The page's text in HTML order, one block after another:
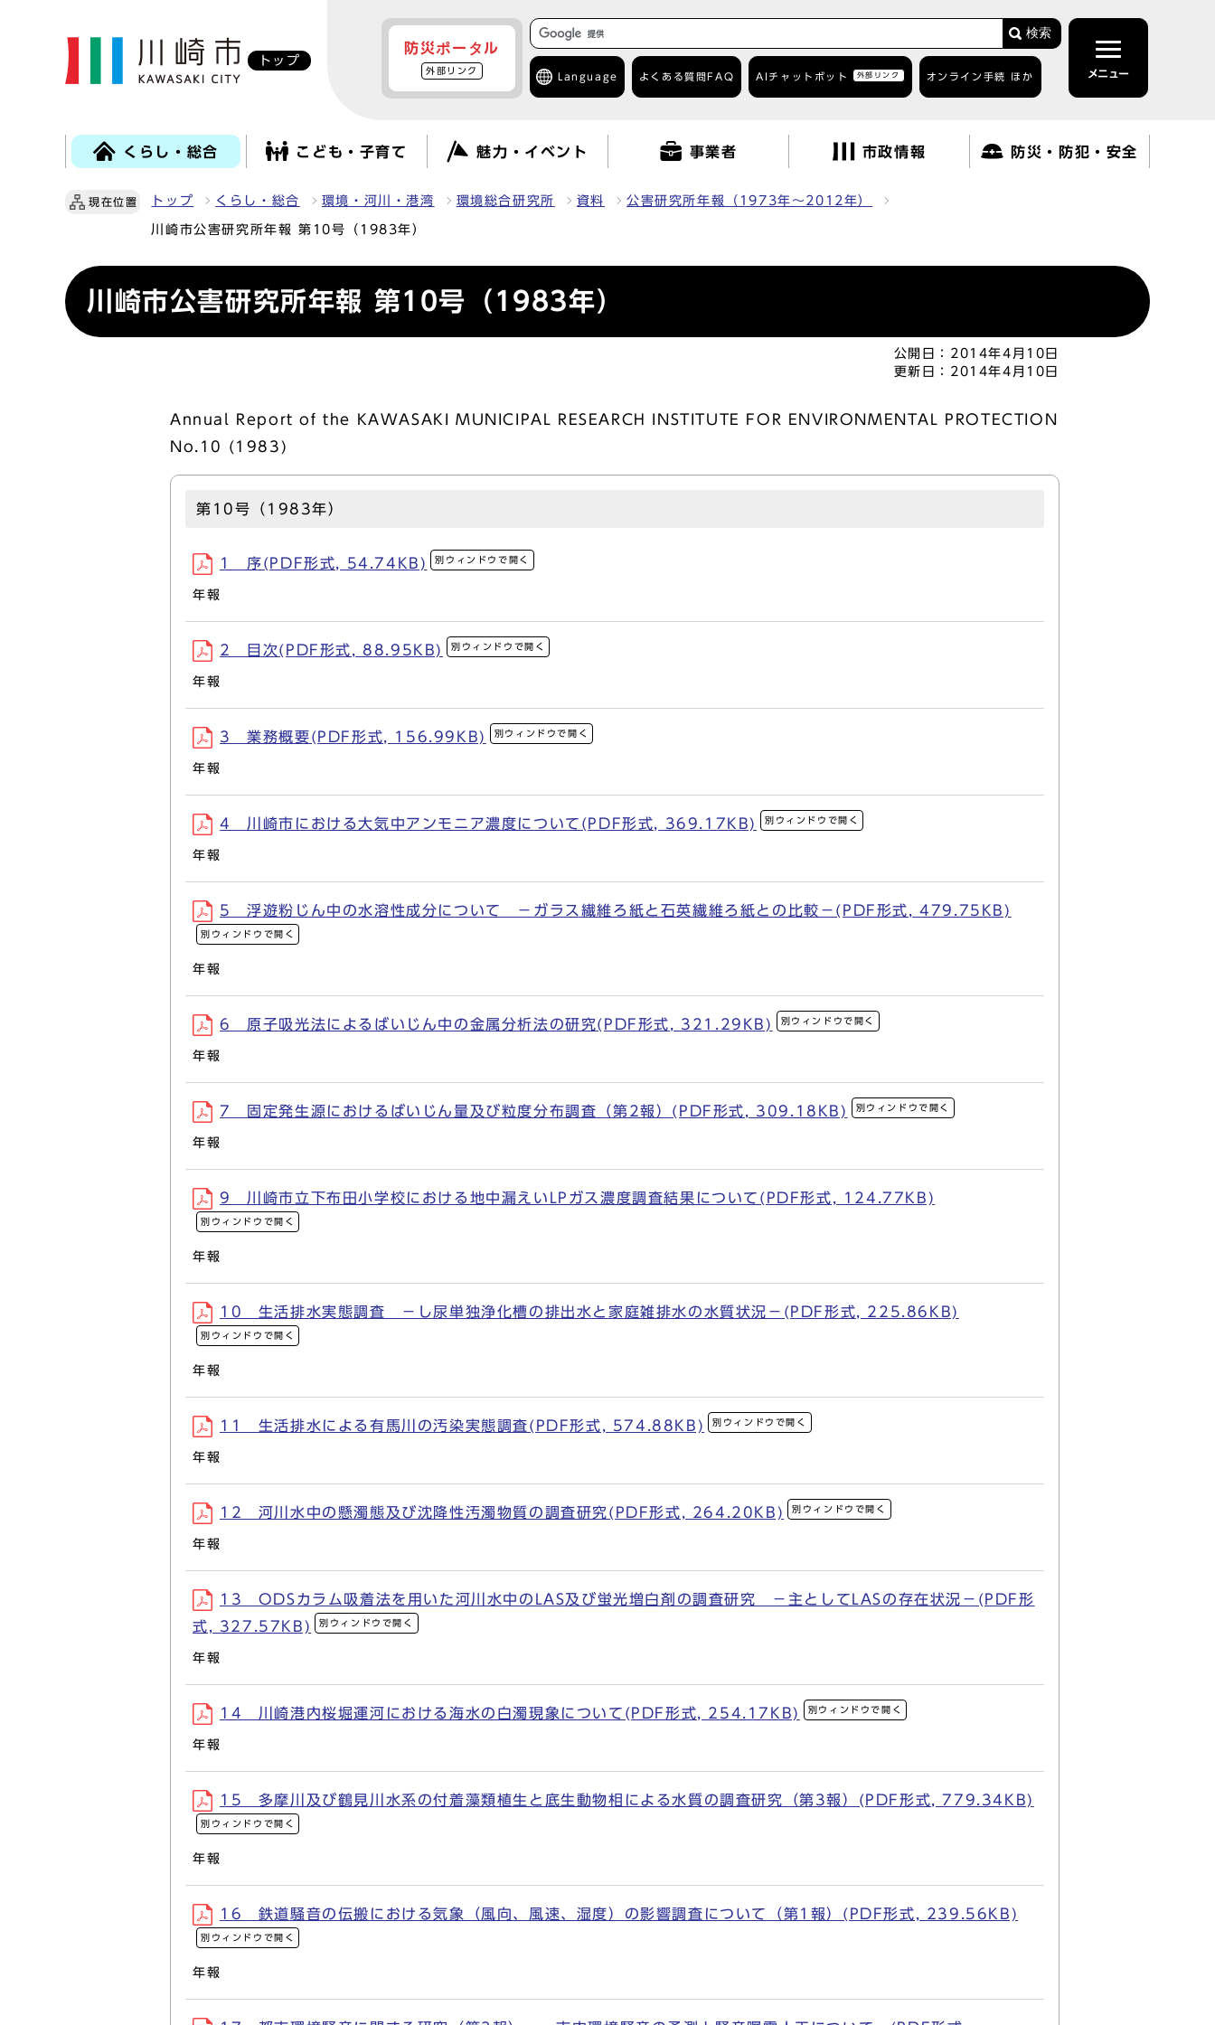
トップ
防災ポータル
外部リンク
検索
Language よくある質問 FAQ AIチャットボット 外部リンク オンライン手続 ほか メニュー
くらし・総合 こども・子育て 魅力・イベント 事業者 市政情報 防災・防犯・安全
現在位置 トップ くらし・総合 環境・河川・港湾 環境総合研究所 資料 公害研究所年報（1973年～2012年）
川崎市公害研究所年報 第10号（1983年）
川崎市公害研究所年報 第10号（1983年）
公開日： 2014年4月10日
更新日： 2014年4月10日
Annual Report of the KAWASAKI MUNICIPAL RESEARCH INSTITUTE FOR ENVIRONMENTAL PROTECTION
No.10 (1983)
第10号（1983年）
1 序(PDF形式, 54.74KB) 別ウィンドウで開く
年報
2 目次(PDF形式, 88.95KB) 別ウィンドウで開く
年報
3 業務概要(PDF形式, 156.99KB) 別ウィンドウで開く
年報
4 川崎市における大気中アンモニア濃度について(PDF形式, 369.17KB) 別ウィンドウで開く
年報
5 浮遊粉じん中の水溶性成分について －ガラス繊維ろ紙と石英繊維ろ紙との比較－(PDF形式, 479.75KB)
別ウィンドウで開く
年報
6 原子吸光法によるばいじん中の金属分析法の研究(PDF形式, 321.29KB) 別ウィンドウで開く
年報
7 固定発生源におけるばいじん量及び粒度分布調査（第2報）(PDF形式, 309.18KB) 別ウィンドウで開く
年報
9 川崎市立下布田小学校における地中漏えいLPガス濃度調査結果について(PDF形式, 124.77KB)
別ウィンドウで開く
年報
10 生活排水実態調査 －し尿単独浄化槽の排出水と家庭雑排水の水質状況－(PDF形式, 225.86KB)
別ウィンドウで開く
年報
11 生活排水による有馬川の汚染実態調査(PDF形式, 574.88KB) 別ウィンドウで開く
年報
12 河川水中の懸濁態及び沈降性汚濁物質の調査研究(PDF形式, 264.20KB) 別ウィンドウで開く
年報
13 ODSカラム吸着法を用いた河川水中のLAS及び蛍光増白剤の調査研究 －主としてLASの存在状況－(PDF形
式, 327.57KB)
別ウィンドウで開く
年報
14 川崎港内桜堀運河における海水の白濁現象について(PDF形式, 254.17KB) 別ウィンドウで開く
年報
15 多摩川及び鶴見川水系の付着藻類植生と底生動物相による水質の調査研究（第3報）(PDF形式, 779.34KB)
別ウィンドウで開く
年報
16 鉄道騒音の伝搬における気象（風向、風速、湿度）の影響調査について（第1報）(PDF形式, 239.56KB)
別ウィンドウで開く
年報